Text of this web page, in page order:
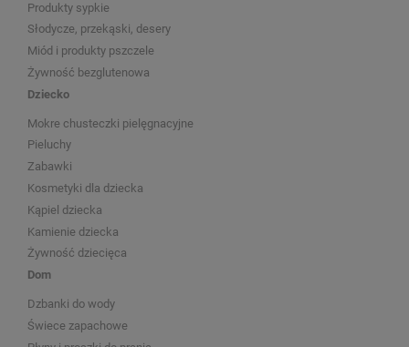
Produkty sypkie
Słodycze, przekąski, desery
Miód i produkty pszczele
Żywność bezglutenowa
Dziecko
Mokre chusteczki pielęgnacyjne
Pieluchy
Zabawki
Kosmetyki dla dziecka
Kąpiel dziecka
Kamienie dziecka
Żywność dziecięca
Dom
Dzbanki do wody
Świece zapachowe